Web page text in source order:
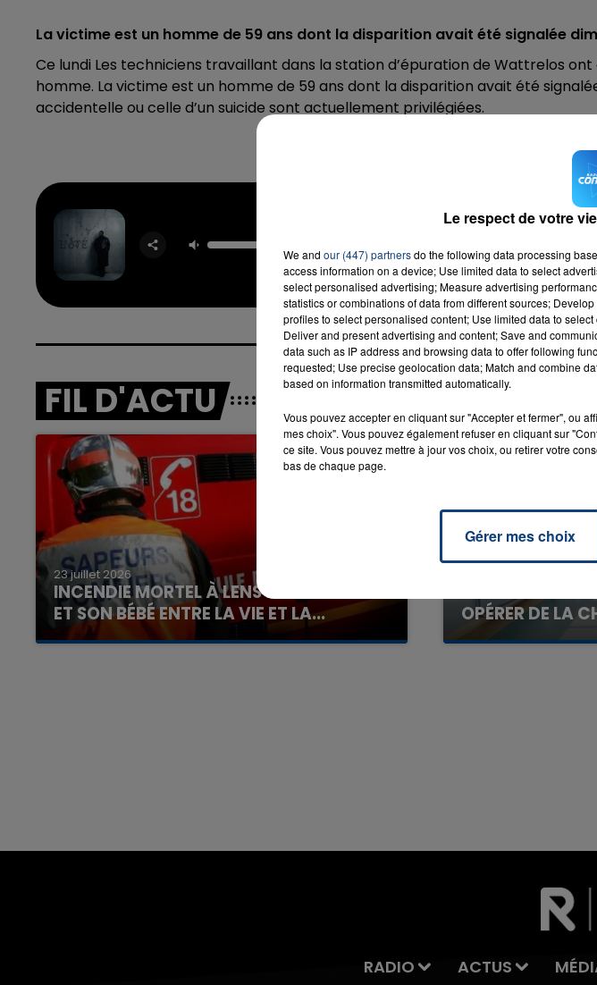
LA TEAM DU WEEK-END LA TEAM
La victime est un homme de 59 ans dont la disparition avait été signalée
Ce lundi Les techniciens travaillant dans la station d’épuration de Wattrelos
homme. La victime est un homme de 59 ans dont la disparition avait été
accidentelle ou celle d’un suicide sont actuellement privilégiées.
JOE DWET FILE
FIL D'ACTU
23 juillet 2026
INCENDIE MORTEL À LENS : UNE FEMME
ET SON BÉBÉ ENTRE LA VIE ET LA...
Un homme s'est immolé par le feu après avoir
OPÉRER DE LA
La famille a porté
RADIO ACTUS
Le respect de votre
We and our (447) partnersdo the following data processing
access information on a device; Use limited data to select
select personalised advertising; Measure advertising
statistics or combinations of data from different sources;
profiles to select personalised content; Use limited data to
Deliver and present advertising and content; Save and
data such as IP address and browsing data to offer following
requested; Use precise geolocation data; Match and combine
based on information transmitted automatically.
Vous pouvez accepter en cliquant sur "Accepter et fermer", ou
mes choix". Vous pouvez également refuser en cliquant sur
ce site. Vous pouvez mettre à jour vos choix, ou retirer votre
bas de chaque page.
Gérer mes choix